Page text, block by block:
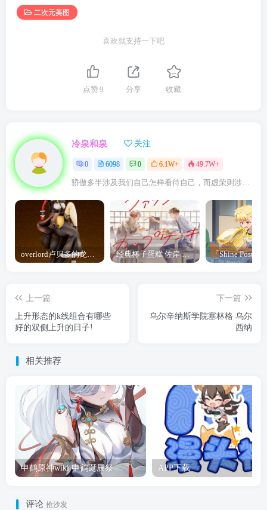
二次元美图
喜欢就支持一下吧
点赞9 分享 收藏
冷泉和泉 关注
0 6098 0 6.1W+ 49.7W+
骄傲多半涉及我们自己怎样看待自己，而虚荣则涉及我们想别人怎样看我们
overlord卢贝多的龙王谁厉害 「Overlord」露普斯蕾琪娜·贝塔手办开订 经典杯子蛋糕 佐岸 漫画「经典杯子蛋糕」宣布真人日剧化
上一篇
上升形态的k线组合有哪些
好的双侧上升的日子!
下一篇
乌尔辛纳斯学院塞林格 乌尔
西纳
相关推荐
申鹤原神wiki 申鹤诞辰祭 APP下载
评论 抢沙发